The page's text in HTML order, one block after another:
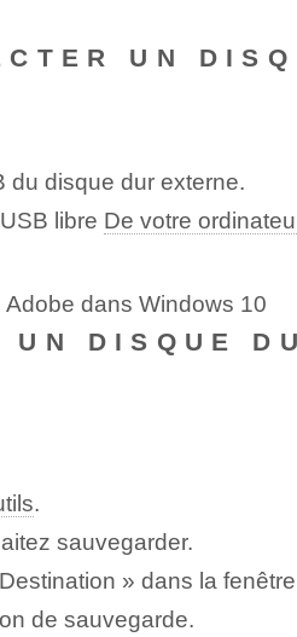
UN
du disque dur externe.
libre De votre
dans Windows 10
DISQUE
.
sauvegarder.
» dans la
de sauvegarde.